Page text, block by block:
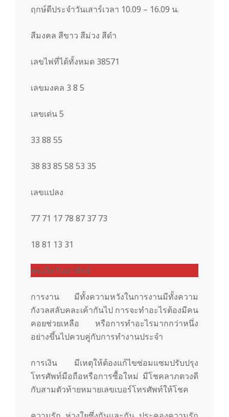
ฤกษ์ดีประจำวันเสาร์เวลา 10.09 – 16.09 น.
สีมงคล สีขาว สีม่วง สีดำ
เลขไพ่ที่ได้ทั้งหมด 38571
เลขมงคล 3 8 5
เลขเด่น 5
33 88 55
38 83 85 58 53 35
เลขแปลง
77 71 17 78 87 37 73
18 81 13 31
คนเกิดวันอาทิตย์
การงาน มีทั้งความหวังในการงานมีทั้งความ
กังวลสลับคละเค้ากันไป การจะทำอะไรต้องมีคน
คอยช่วยเหลือ หรือการทำอะไรมากกว่าหนึ่ง
อย่างขึ้นไปควบคู่กับการทำงานประจำ
การเงิน มีเหตุให้ต้องแก้ไขซ่อมแซมปรับปรุง
โทรศัพท์มือถือหรือการซื้อใหม่ มีโชคลาภดวงดี
กับสามตัวท้ายหมายเลขเบอร์โทรศัพท์ให้โชค